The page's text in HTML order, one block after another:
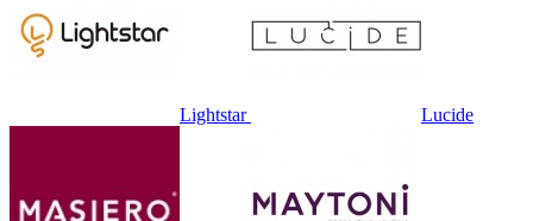
Lightstar Lucide